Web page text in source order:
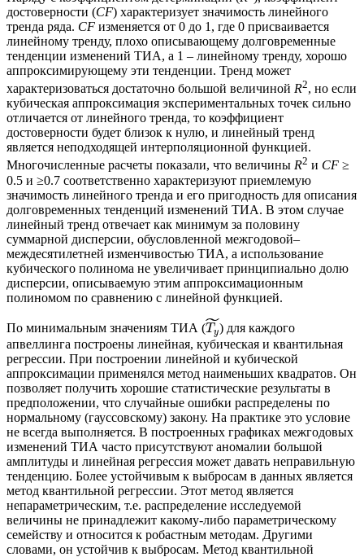
достоверности (CF) характеризует значимость линейного
тренда ряда. CF изменяется от 0 до 1, где 0 присваивается
линейному тренду, плохо описывающему долговременные
тенденции изменений ТИА, а 1 – линейному тренду, хорошо
аппроксимирующему эти тенденции. Тренд может
характеризоваться достаточно большой величиной R2, но если
кубическая аппроксимация экспериментальных точек сильно
отличается от линейного тренда, то коэффициент
достоверности будет близок к нулю, и линейный тренд
является неподходящей интерполяционной функцией.
Многочисленные расчеты показали, что величины R2 и CF ≥
0.5 и ≥0.7 соответственно характеризуют приемлемую
значимость линейного тренда и его пригодность для описания
долговременных тенденций изменений ТИА. В этом случае
линейный тренд отвечает как минимум за половину
суммарной дисперсии, обусловленной межгодовой–
междесятилетней изменчивостью ТИА, а использование
кубического полинома не увеличивает принципиально долю
дисперсии, описываемую этим аппроксимационным
полиномом по сравнению с линейной функцией.
По минимальным значениям ТИА (Ty
˜) для каждого
апвеллинга построены линейная, кубическая и квантильная
регрессии. При построении линейной и кубической
аппроксимации применялся метод наименьших квадратов. Он
позволяет получить хорошие статистические результаты в
предположении, что случайные ошибки распределены по
нормальному (гауссовскому) закону. На практике это условие
не всегда выполняется. В построенных графиках межгодовых
изменений ТИА часто присутствуют аномалии большой
амплитуды и линейная регрессия может давать неправильную
тенденцию. Более устойчивым к выбросам в данных является
метод квантильной регрессии. Этот метод является
непараметрическим, т.е. распределение исследуемой
величины не принадлежит какому-либо параметрическому
семейству и относится к робастным методам. Другими
словами, он устойчив к выбросам. Метод квантильной